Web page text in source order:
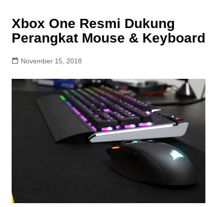
Xbox One Resmi Dukung
Perangkat Mouse & Keyboard
November 15, 2018